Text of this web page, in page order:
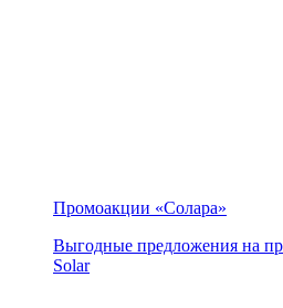
Промоакции «Солара»
Выгодные предложения на
Solar